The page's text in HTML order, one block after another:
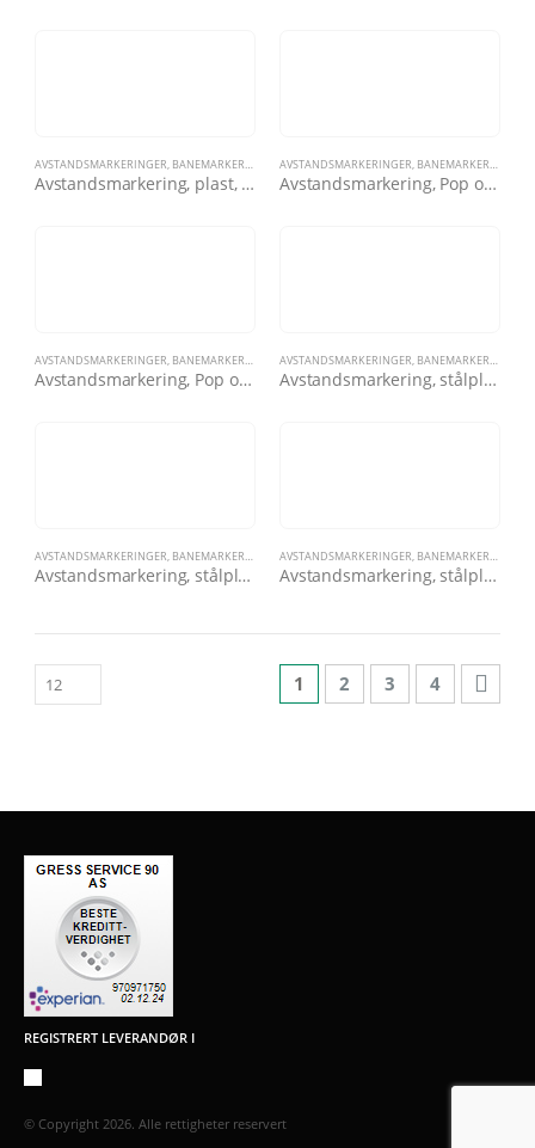
AVSTANDSMARKERINGER, BANEMARKERINGER ,BANEN
Avstandsmarkering, plast, 250, hvit/gul
AVSTANDSMARKERINGER, BANEMARKERINGER
Avstandsmarkering, Pop opp, lokk, rød
AVSTANDSMARKERINGER, BANEMARKERINGER ,BANEN
Avstandsmarkering, Pop opp, rød
AVSTANDSMARKERINGER, BANEMARKERINGER
Avstandsmarkering, stålplate, 300mm, blå
AVSTANDSMARKERINGER, BANEMARKERINGER ,BANEN
Avstandsmarkering, stålplate, 300mm, gul
AVSTANDSMARKERINGER, BANEMARKERINGER
Avstandsmarkering, stålplate, 300mm, hvit
1 2 3 4
REGISTRERT LEVERANDØR I
© Copyright 2026. Alle rettigheter reservert